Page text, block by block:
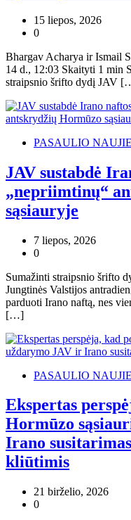
15 liepos, 2026
0
Bhargav Acharya ir Ismail
14 d., 12:03 Skaityti 1 min
straipsnio šrifto dydį JAV
PASAULIO
JAV sustabdė
„nepriimtinų“
sąsiauryje
7 liepos, 2026
0
Sumažinti straipsnio šrifto
Jungtinės Valstijos
parduoti Irano naftą, nes
[…]
PASAULIO
Ekspertas
Hormūzo
Irano
kliūtimis
21 birželio, 2026
0